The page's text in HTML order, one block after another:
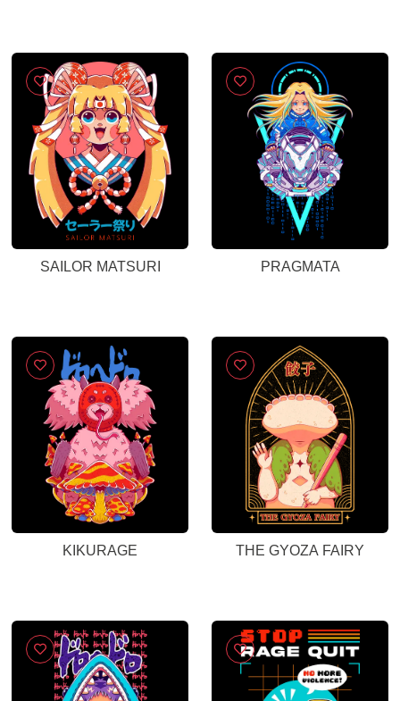
SAILOR MATSURI PRAGMATA
KIKURAGE THE GYOZA FAIRY